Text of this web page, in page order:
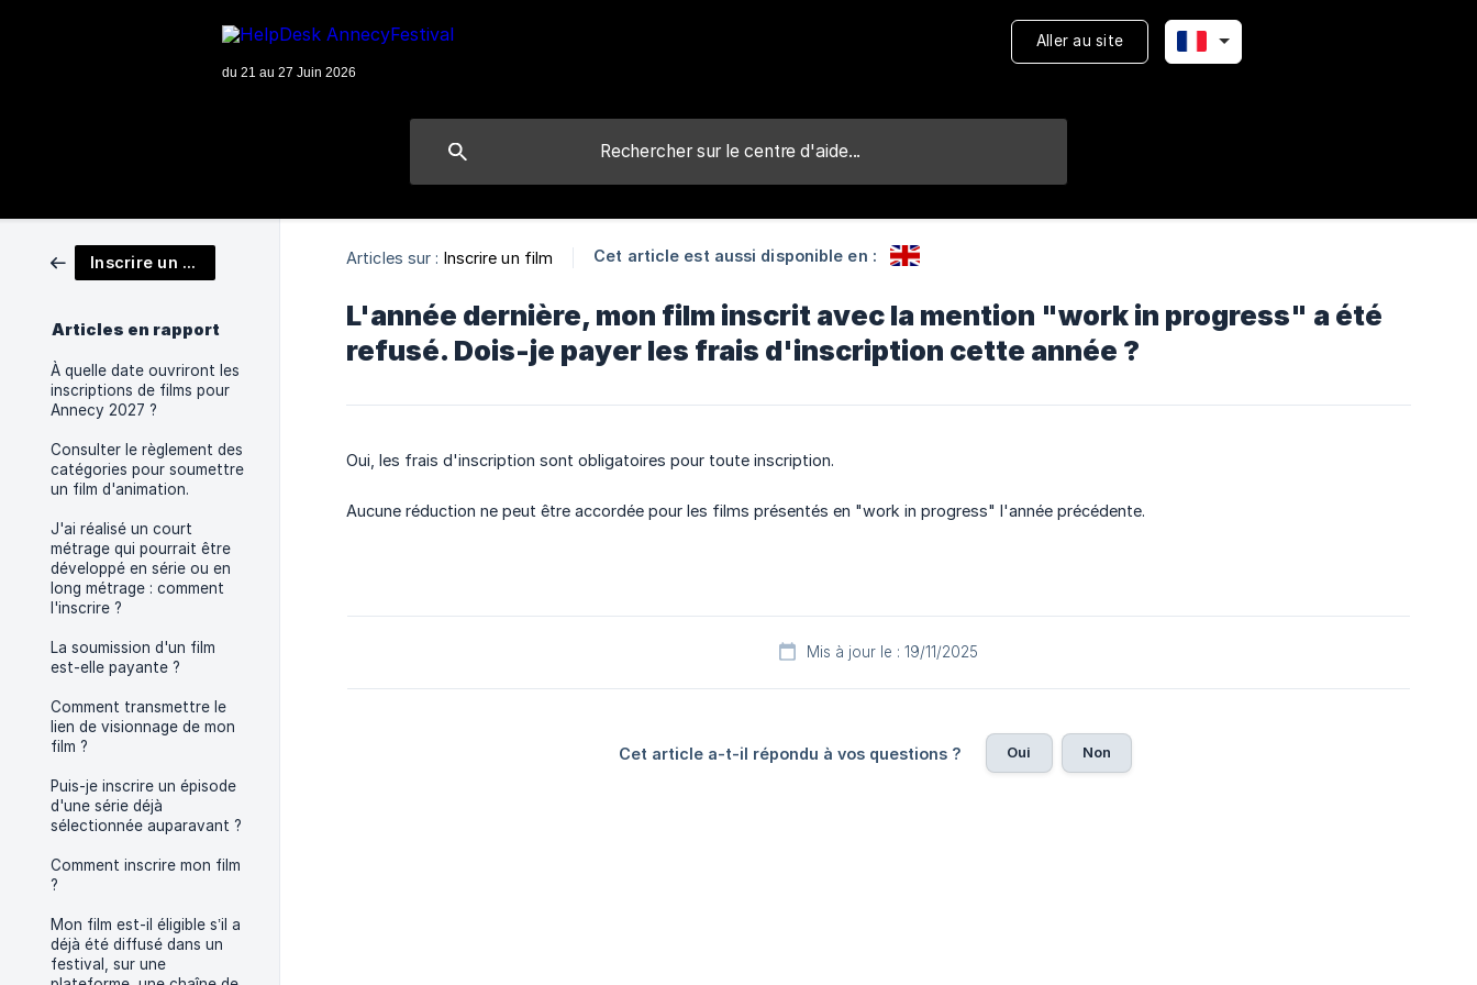
Aller au site
Inscrire un film
Articles en rapport
À quelle date ouvriront les
inscriptions de films pour
Annecy 2027 ?
Consulter le règlement des
catégories pour soumettre
un film d'animation.
J'ai réalisé un court
métrage qui pourrait être
développé en série ou en
long métrage : comment
l'inscrire ?
La soumission d'un film
est-elle payante ?
Comment transmettre le
lien de visionnage de mon
film ?
Puis-je inscrire un épisode
d'une série déjà
sélectionnée auparavant ?
Comment inscrire mon film
?
Mon film est-il éligible s’il a
déjà été diffusé dans un
festival, sur une
Articles sur : Inscrire un film Cet article est aussi disponible en :
L'année dernière, mon film inscrit avec la mention "work in progress" a été
refusé. Dois-je payer les frais d'inscription cette année ?
Oui, les frais d'inscription sont obligatoires pour toute inscription.
Aucune réduction ne peut être accordée pour les films présentés en "work in progress" l'année précédente.
Mis à jour le : 19/11/2025
Cet article a-t-il répondu à vos questions ? Oui Non